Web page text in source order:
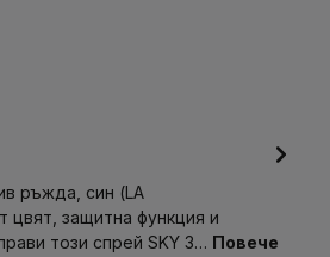
ръжда, син (LA
цвят, защитна функция и
този спрей SKY 3… Повече